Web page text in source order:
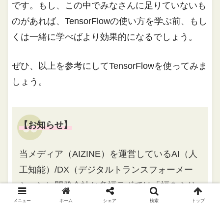
です。もし、この中でみなさんに足りていないも
のがあれば、TensorFlowの使い方を学ぶ前、もし
くは一緒に学べばより効果的になるでしょう。
ぜひ、以上を参考にしてTensorFlowを使ってみま
しょう。
【お知らせ】
当メディア（AIZINE）を運営しているAI（人
工知能）/DX（デジタルトランスフォーメー
ション）開発会社お多福ラボでは「福をふり
まく」をミッションに、スピード、提案内
メニュー ホーム シェア 検索 トップ